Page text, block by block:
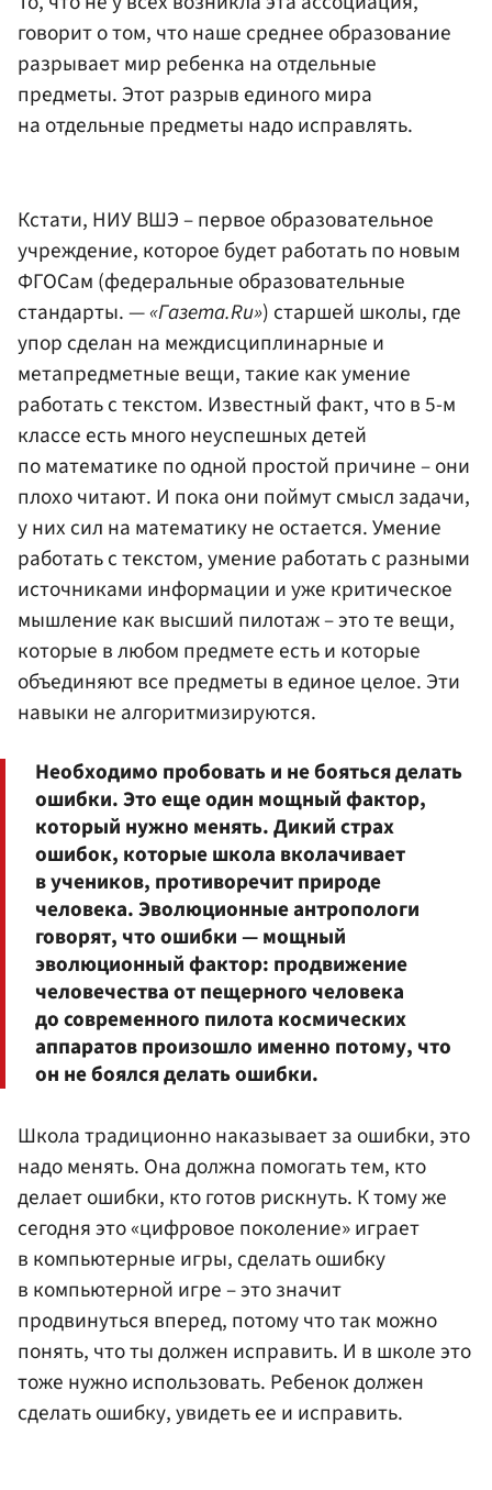
говорит о том, что наше среднее образование
разрывает мир ребенка на отдельные
предметы. Этот разрыв единого мира
на отдельные предметы надо исправлять.
Кстати, НИУ ВШЭ – первое образовательное
учреждение, которое будет работать по новым
ФГОСам (федеральные образовательные
стандарты. —«Газета.Ru») старшей школы, где
упор сделан на междисциплинарные и
метапредметные вещи, такие как умение
работать с текстом. Известный факт, что в 5-м
классе есть много неуспешных детей
по математике по одной простой причине – они
плохо читают. И пока они поймут смысл задачи,
у них сил на математику не остается. Умение
работать с текстом, умение работать с разными
источниками информации и уже критическое
мышление как высший пилотаж – это те вещи,
которые в любом предмете есть и которые
объединяют все предметы в единое целое. Эти
навыки не алгоритмизируются.
Необходимо пробовать и не бояться делать
ошибки. Это еще один мощный фактор,
который нужно менять. Дикий страх
ошибок, которые школа вколачивает
в учеников, противоречит природе
человека. Эволюционные антропологи
говорят, что ошибки — мощный
эволюционный фактор: продвижение
человечества от пещерного человека
до современного пилота космических
аппаратов произошло именно потому, что
он не боялся делать ошибки.
Школа традиционно наказывает за ошибки, это
надо менять. Она должна помогать тем, кто
делает ошибки, кто готов рискнуть. К тому же
сегодня это «цифровое поколение» играет
в компьютерные игры, сделать ошибку
в компьютерной игре – это значит
продвинуться вперед, потому что так можно
понять, что ты должен исправить. И в школе это
тоже нужно использовать. Ребенок должен
сделать ошибку, увидеть ее и исправить.